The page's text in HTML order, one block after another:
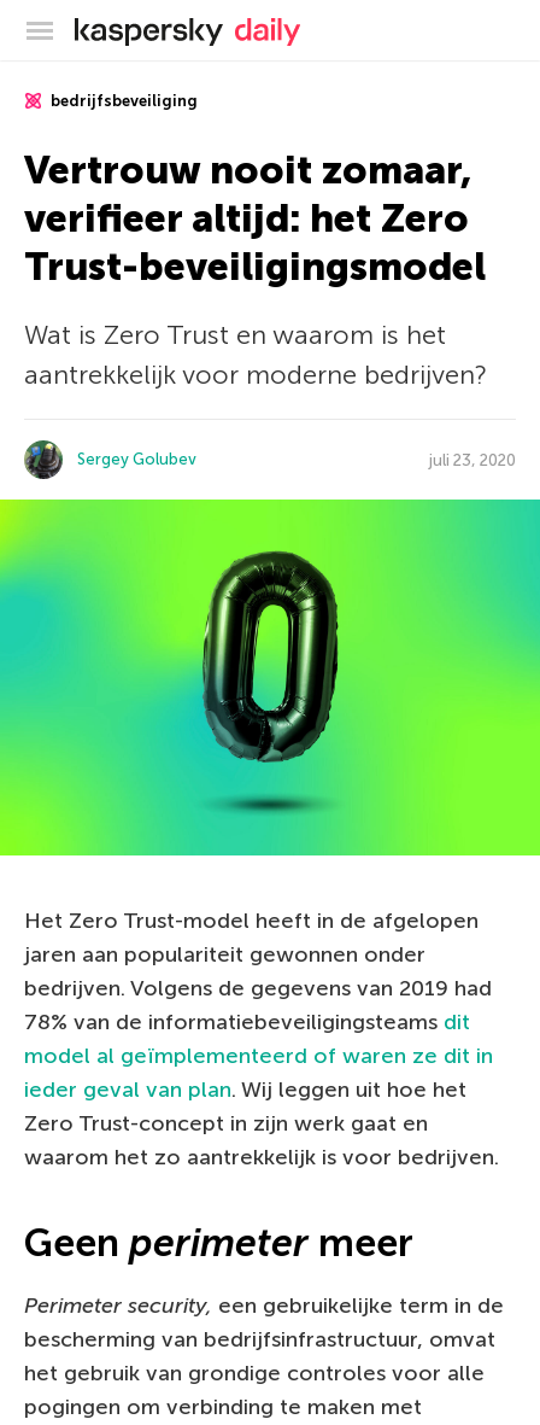
Kaspersky official blog
bedrijfsbeveiliging
Vertrouw nooit zomaar,
verifieer altijd: het Zero
Trust-beveiligingsmodel
Wat is Zero Trust en waarom is het
aantrekkelijk voor moderne bedrijven?
Sergey Golubev juli 23, 2020
Het Zero Trust-model heeft in de afgelopen
jaren aan populariteit gewonnen onder
bedrijven. Volgens de gegevens van 2019 had
78% van de informatiebeveiligingsteams dit
model al geïmplementeerd of waren ze dit in
ieder geval van plan. Wij leggen uit hoe het
Zero Trust-concept in zijn werk gaat en
waarom het zo aantrekkelijk is voor bedrijven.
Geen perimetermeer
Perimeter security, een gebruikelijke term in de
bescherming van bedrijfsinfrastructuur, omvat
het gebruik van grondige controles voor alle
pogingen om verbinding te maken met